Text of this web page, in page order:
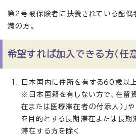
第2号被保険者に扶養されている配
満の方。
希望すれば加入できる方（任
日本国内に住所を有する60歳以
※日本国籍を有しない方で、在留
在または医療滞在者の付添人）」や
を目的とする長期滞在または長期
滞在する方を除く